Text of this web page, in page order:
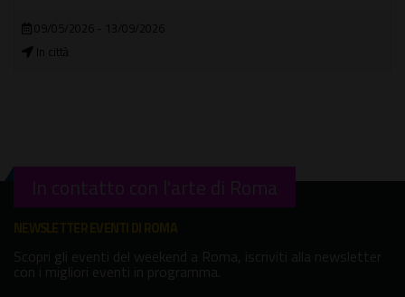
09/05/2026 - 13/09/2026
In città
In contatto con l'arte di Roma